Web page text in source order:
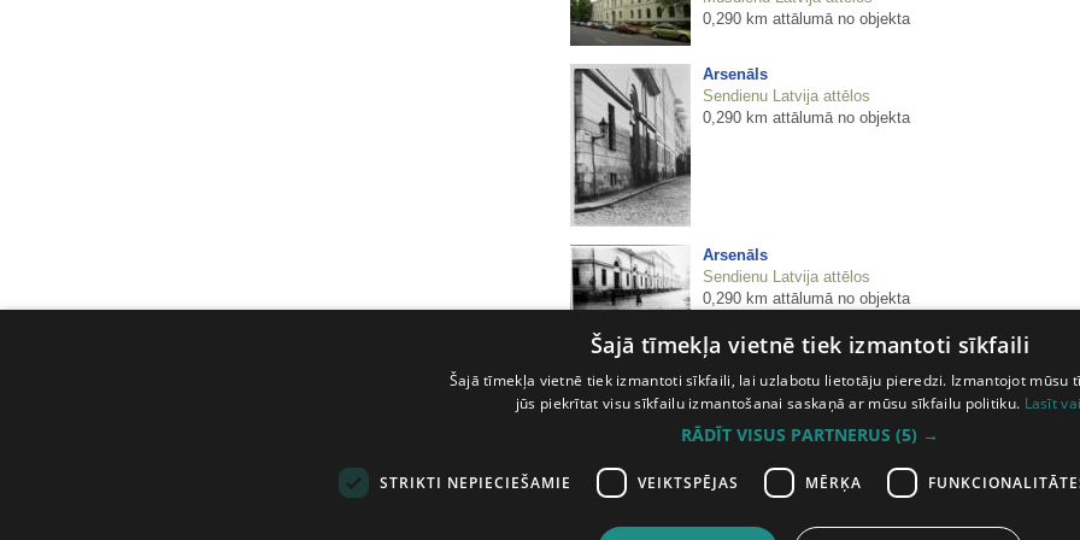
0,290 km attālumā no objekta
Arsenāls
Sendienu Latvija attēlos
0,290 km attālumā no objekta
Arsenāls
Sendienu Latvija attēlos
0,290 km attālumā no objekta
Arsenāls
Sendienu Latvija attēlos
0,290 km attālumā no objekta
Šajā tīmekļa vietnē tiek izmantoti sīkfaili
Šajā tīmekļa vietnē tiek izmantoti sīkfaili, lai uzlabotu lietotāju pieredzi. Izmantojot mūsu
jūs piekrītat visu sīkfailu izmantošanai saskaņā ar mūsu sīkfailu politiku. Lasīt
RĀDĪT VISUS PARTNERUS (5) →
STRIKTI NEPIECIEŠAMIE VEIKTSPĒJAS MĒRĶA